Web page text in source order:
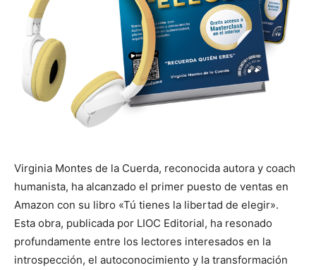
Virginia Montes de la Cuerda, reconocida autora y coach
humanista, ha alcanzado el primer puesto de ventas en
Amazon con su libro «Tú tienes la libertad de elegir».
Esta obra, publicada por LIOC Editorial, ha resonado
profundamente entre los lectores interesados en la
introspección, el autoconocimiento y la transformación